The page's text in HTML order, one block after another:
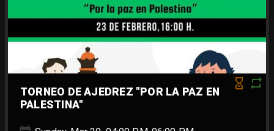
TORNEO DE AJEDREZ "POR LA PAZ EN
PALESTINA"